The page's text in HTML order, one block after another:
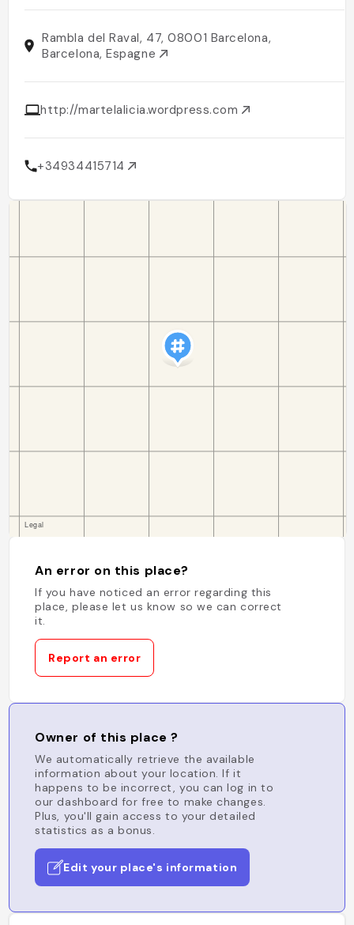
Rambla del Raval, 47, 08001 Barcelona,
Barcelona, Espagne
http://martelalicia.wordpress.com
+34934415714
An error on this place?
If you have noticed an error regarding this
place, please let us know so we can correct
it.
Report an error
Owner of this place ?
We automatically retrieve the available
information about your location. If it
happens to be incorrect, you can log in to
our dashboard for free to make changes.
Plus, you'll gain access to your detailed
statistics as a bonus.
Edit your place's information